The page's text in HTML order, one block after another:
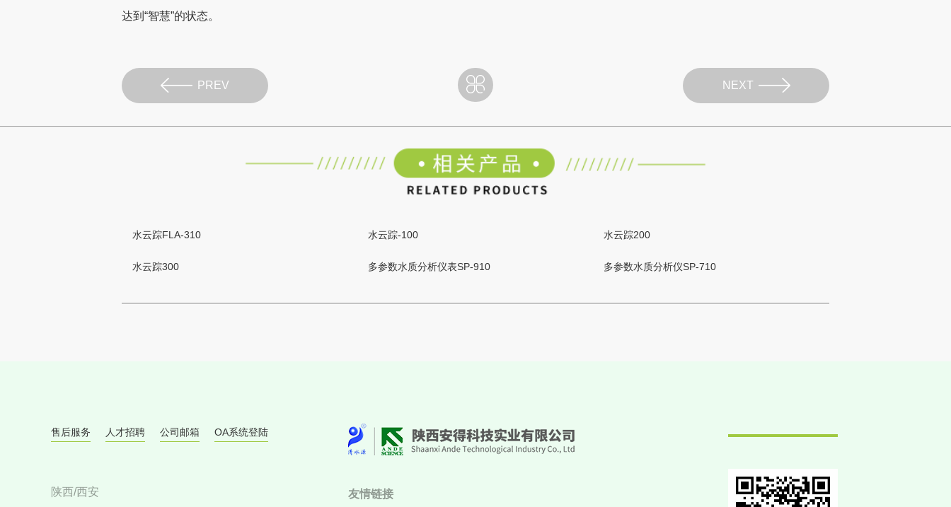
达到“智慧”的状态。
PREV NEXT
水云踪FLA-310 水云踪-100 水云踪200
水云踪300 多参数水质分析仪表SP-910 多参数水质分析仪SP-710
售后服务 人才招聘 公司邮箱 OA系统登陆
陕西/西安 友情链接